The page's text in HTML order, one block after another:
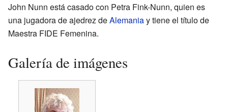
John Nunn está casado con Petra Fink-Nunn, quien es
una jugadora de ajedrez deAlemaniay tiene el título de
Maestra FIDE Femenina.
Galería de imágenes